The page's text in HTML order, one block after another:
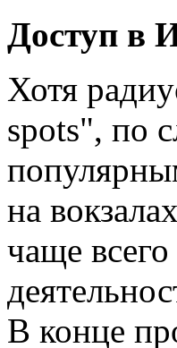
Доступ в
Хотя
spots", по
на
чаще
В конце